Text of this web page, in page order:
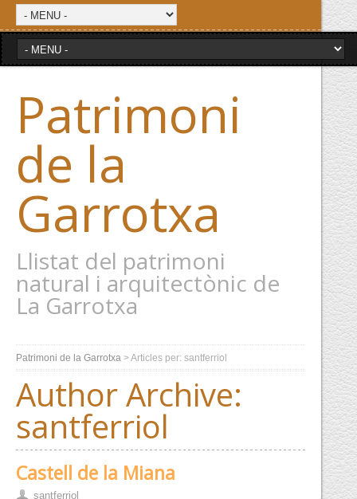
Patrimoni
de la
Garrotxa
Llistat del patrimoni
natural i arquitectònic de
La Garrotxa
Patrimoni de la Garrotxa > Articles per: santferriol
Author Archive:
santferriol
Castell de la Miana
santferriol